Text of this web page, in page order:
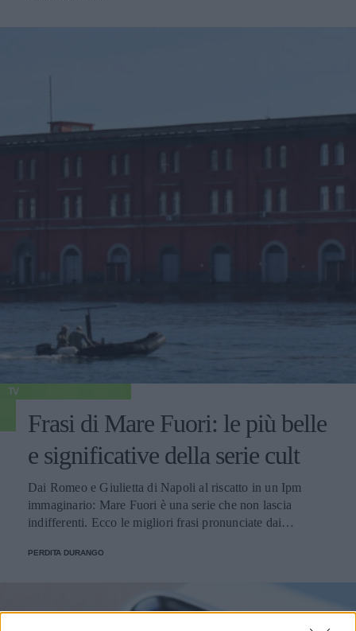
TV
Frasi di Mare Fuori: le più belle
e significative della serie cult
Dai Romeo e Giulietta di Napoli al riscatto in un Ipm
immaginario: Mare Fuori è una serie che non lascia
indifferenti. Ecco le migliori frasi pronunciate dai
PERDITA DURANGO